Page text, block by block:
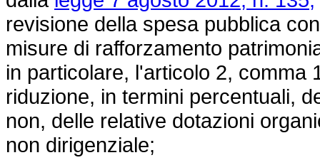
revisione della spesa pubblica
misure di rafforzamento
in particolare, l'articolo 2, comma
riduzione, in termini percentuali,
non, delle relative dotazioni
non dirigenziale;